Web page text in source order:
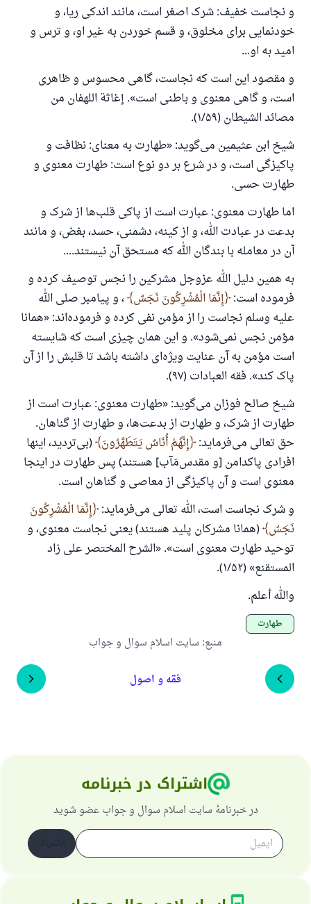
و نجاست خفیف: شرک اصغر است، مانند اندکی ریا، و
خودنمایی برای مخلوق، و قسم خوردن به غیر او، و ترس و
امید به او...
و مقصود این است که نجاست، گاهی محسوس و ظاهری
است، و گاهی معنوی و باطنی است». إغاثة اللهفان من
مصائد الشيطان (۱/۵۹).
شیخ ابن عثیمین می‌گوید: «طهارت به معنای: نظافت و
پاکیزگی است، و در شرع بر دو نوع است: طهارت معنوی و
طهارت حسی.
اما طهارت معنوی: عبارت است از پاکی قلب‌ها از شرک و
بدعت در عبادت الله، و از کینه، دشمنی، حسد، بغض، و مانند
آن در معامله با بندگان الله که مستحق آن نیستند....
به همین دلیل الله عزوجل مشرکین را نجس توصیف کرده و
فرموده است: إِنَّمَا الْمُشْرِكُونَ نَجَسٌ ، و پیامبر صلی الله
علیه وسلم نجاست را از مؤمن نفی کرده و فرموده‌اند: «همانا
مؤمن نجس نمی‌شود». و این همان چیزی است که شایسته
است مؤمن به آن عنایت ویژه‌ای داشته باشد تا قلبش را از آن
پاک کند». فقه العبادات (۹۷).
شیخ صالح فوزان می‌گوید: «طهارت معنوی: عبارت است از
طهارت از شرک، و طهارت از بدعت‌ها، و طهارت از گناهان.
حق تعالی می‌فرماید: إِنَّهُمْ أُنَاسٌ يَتَطَهَّرُونَ (بی‌تردید، اینها
افرادی پاکدامن [و مقدس‌مَآب] هستند) پس طهارت در اینجا
معنوی است و آن پاکیزگی از معاصی و گناهان است.
و شرک نجاست است، الله تعالی می‌فرماید: إِنَّمَا الْمُشْرِكُونَ
نَجَسٌ (همانا مشرکان پلید هستند) یعنی نجاست معنوی، و
توحید طهارت معنوی است». «الشرح المختصر على زاد
المستقنع» (۱/۵۲).
والله أعلم.
طهارت
منبع: سایت اسلام سوال و جواب
فقه و اصول
اشتراک در خبرنامه
در خبرنامهٔ سایت اسلام سوال و جواب عضو شوید